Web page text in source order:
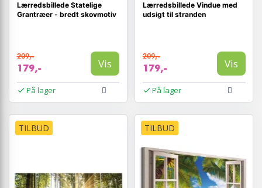
Lærredsbillede Statelige
Grantræer - bredt skovmotiv
209,-
179,- Vis
På lager
Lærredsbillede Vindue med
udsigt til stranden
209,-
179,- Vis
På lager
TILBUD TILBUD